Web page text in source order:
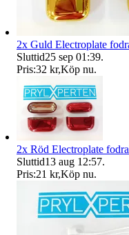
2x Guld Electroplate
Sluttid25 sep 01:39.
Pris:32 kr,Köp nu.
2x Röd Electroplate
Sluttid13 aug 12:57.
Pris:21 kr,Köp nu.